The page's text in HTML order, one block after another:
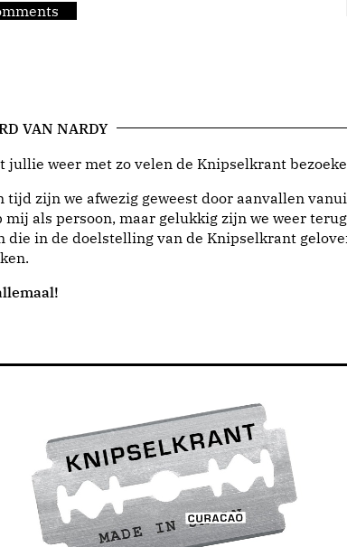
VAN NARDY
jullie weer met zo velen de Knipselkrant
tijd zijn we afwezig geweest door aanvallen
mij als persoon, maar gelukkig zijn we weer
die in de doelstelling van de Knipselkrant